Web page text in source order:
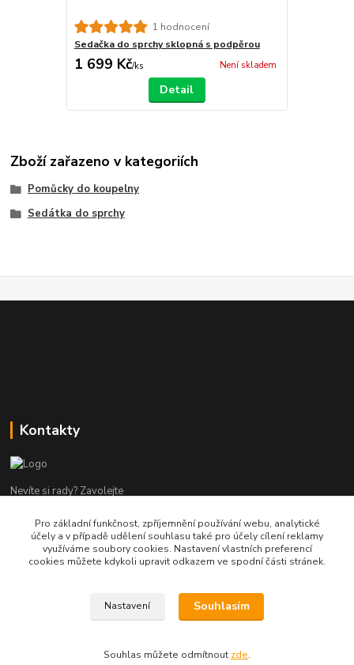
1 hodnocení
Sedačka do sprchy sklopná s podpěrou
1 699 Kč/ks Není skladem
Detail
Zboží zařazeno v kategoriích
Pomůcky do koupelny
Sedátka do sprchy
Kontakty
Nevíte si rady? Zavolejte
tel:+420 602960000
8-19 Po Pá
Pro základní funkčnost, zpříjemnění používání webu, analytické
účely a v případě udělení souhlasu také pro účely cílení reklamy
využíváme soubory cookies. Nastavení vlastních preferencí
cookies můžete kdykoli upravit odkazem ve spodní části stránek.
Nastavení Souhlasím
Souhlas můžete odmítnout zde.